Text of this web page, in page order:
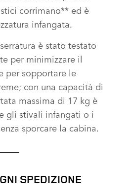
corrimano** ed è
infangata.
è stato testato
per minimizzare il
per sopportare le
con una capacità di
massima di 17 kg è
gli stivali infangati o i
sporcare la cabina.
SPEDIZIONE